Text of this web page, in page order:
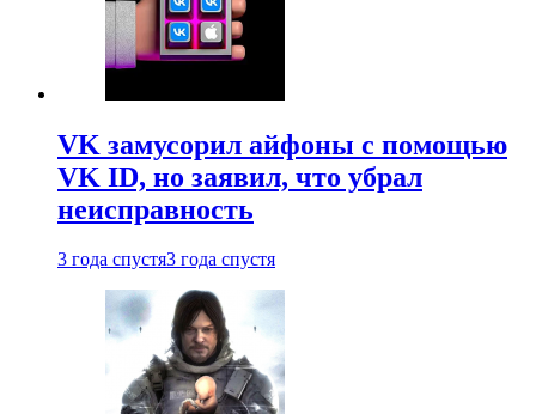
VK замусорил айфоны с помощью
VK ID, но заявил, что убрал
неисправность
3 года спустя3 года спустя